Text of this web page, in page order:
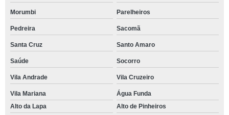
Morumbi Parelheiros
Pedreira Sacomã
Santa Cruz Santo Amaro
Saúde Socorro
Vila Andrade Vila Cruzeiro
Vila Mariana
Água Funda
Alto da Lapa
Alto de Pinheiros